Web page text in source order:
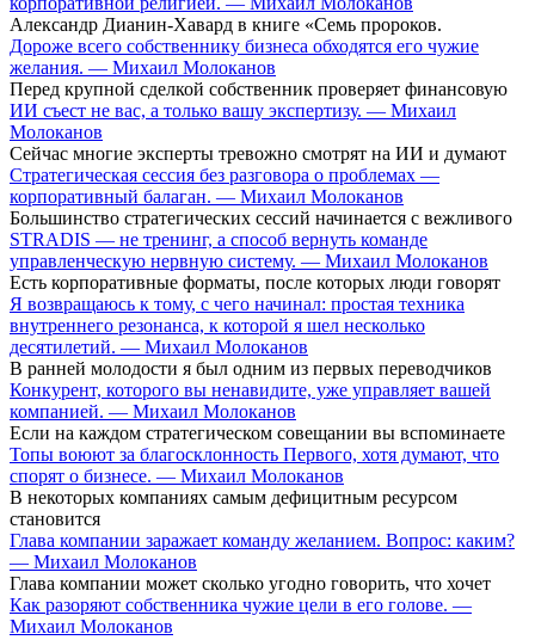
Александр Дианин-Хавард в книге «Семь пророков.
Дороже всего собственнику бизнеса обходятся его чужие
желания. — Михаил Молоканов
Перед крупной сделкой собственник проверяет финансовую
ИИ съест не вас, а только вашу экспертизу. — Михаил
Молоканов
Сейчас многие эксперты тревожно смотрят на ИИ и думают
Стратегическая сессия без разговора о проблемах —
корпоративный балаган. — Михаил Молоканов
Большинство стратегических сессий начинается с вежливого
STRADIS — не тренинг, а способ вернуть команде
управленческую нервную систему. — Михаил Молоканов
Есть корпоративные форматы, после которых люди говорят
Я возвращаюсь к тому, с чего начинал: простая техника
внутреннего резонанса, к которой я шел несколько
десятилетий. — Михаил Молоканов
В ранней молодости я был одним из первых переводчиков
Конкурент, которого вы ненавидите, уже управляет вашей
компанией. — Михаил Молоканов
Если на каждом стратегическом совещании вы вспоминаете
Топы воюют за благосклонность Первого, хотя думают, что
спорят о бизнесе. — Михаил Молоканов
В некоторых компаниях самым дефицитным ресурсом
становится
Глава компании заражает команду желанием. Вопрос: каким?
— Михаил Молоканов
Глава компании может сколько угодно говорить, что хочет
Как разоряют собственника чужие цели в его голове. —
Михаил Молоканов